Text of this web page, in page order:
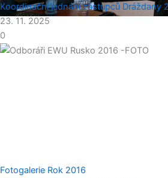
Koordinační jednání zástupců Dráždany
23. 11. 2025
0
Fotogalerie Rok 2016